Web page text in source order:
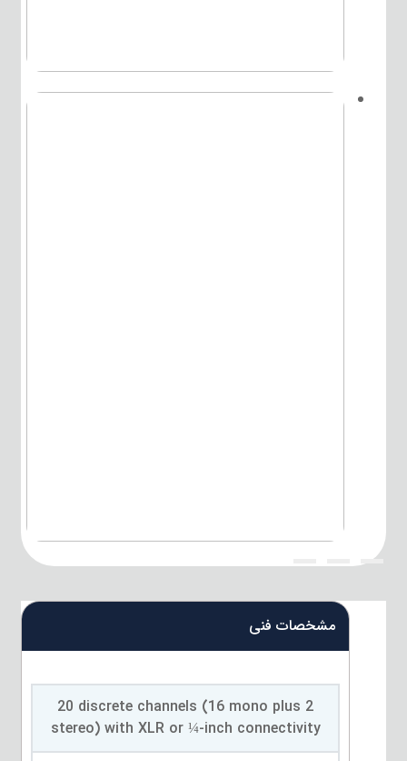
{title}
{title}
{title}
مشخصات فنی
20 discrete channels (16 mono plus 2
stereo) with XLR or ¼-inch connectivity